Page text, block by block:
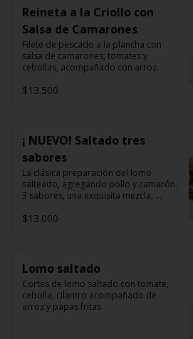
Reineta a la Criollo con
Salsa de Camarones
Filete de pescado a la plancha con
salsa de camarones, tomates y
cebollas, acompañado con arroz.
$13.500
¡ NUEVO! Saltado tres
sabores
La clásica preparación del lomo
salteado, agregando pollo y camarón.
3 sabores, una exquisita mezcla,
$13.000
Lomo saltado
Cortes de lomo saltado con tomate,
cebolla, cilantro acompañado de
arroz y papas fritas